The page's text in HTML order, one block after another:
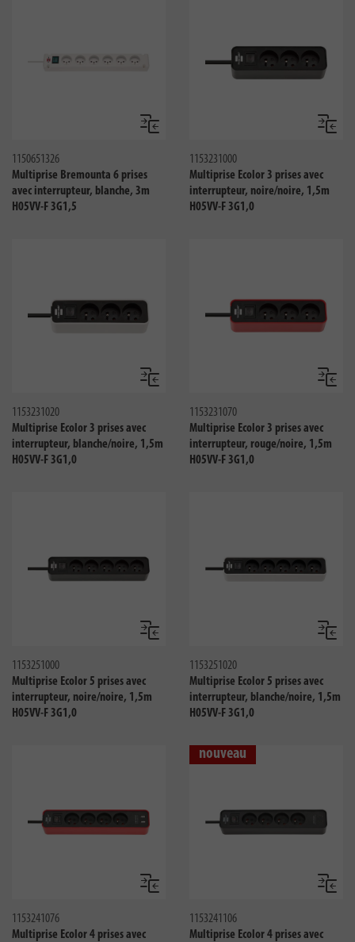
Comparer
1150651326
Multiprise Bremounta 6 prises
avec interrupteur, blanche, 3m
H05VV-F 3G1,5
1153231000
Multiprise Ecolor 3 prises avec
interrupteur, noire/noire, 1,5m
H05VV-F 3G1,0
Comparer
1153231020
Multiprise Ecolor 3 prises avec
interrupteur, blanche/noire, 1,5m
H05VV-F 3G1,0
1153231070
Multiprise Ecolor 3 prises avec
interrupteur, rouge/noire, 1,5m
H05VV-F 3G1,0
Comparer
1153251000
Multiprise Ecolor 5 prises avec
interrupteur, noire/noire, 1,5m
H05VV-F 3G1,0
1153251020
Multiprise Ecolor 5 prises avec
interrupteur, blanche/noire, 1,5m
H05VV-F 3G1,0
Comparer
1153241076
Multiprise Ecolor 4 prises avec
nouveau
1153241106
Multiprise Ecolor 4 prises avec